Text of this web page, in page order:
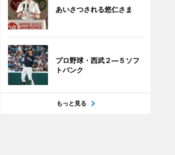
あいさつされる悠仁さま
プロ野球・西武２―５ソフ
トバンク
もっと見る